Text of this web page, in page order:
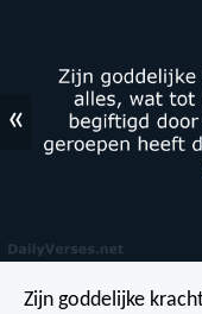
«
Zijn goddelijke